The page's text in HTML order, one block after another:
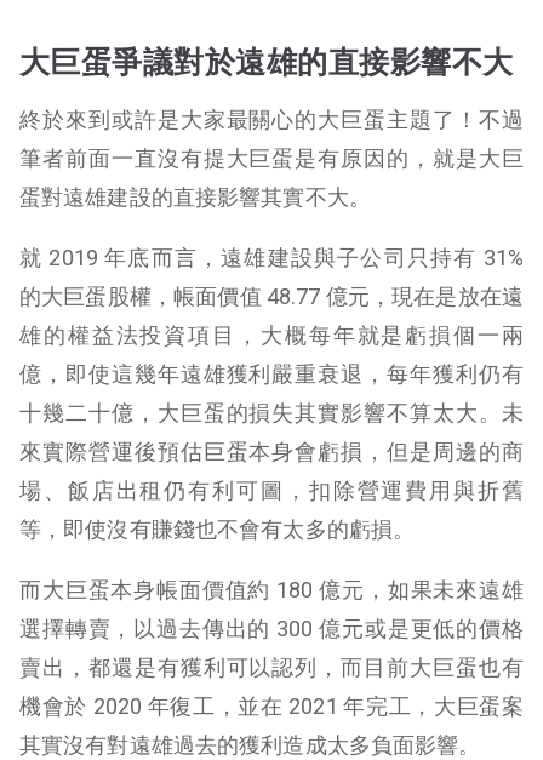
大巨蛋爭議對於遠雄的直接影響不大
終於來到或許是大家最關心的大巨蛋主題了！不過
筆者前面一直沒有提大巨蛋是有原因的，就是大巨
蛋對遠雄建設的直接影響其實不大。
就 2019 年底而言，遠雄建設與子公司只持有 31%
的大巨蛋股權，帳面價值 48.77 億元，現在是放在遠
雄的權益法投資項目，大概每年就是虧損個一兩
億，即使這幾年遠雄獲利嚴重衰退，每年獲利仍有
十幾二十億，大巨蛋的損失其實影響不算太大。未
來實際營運後預估巨蛋本身會虧損，但是周邊的商
場、飯店出租仍有利可圖，扣除營運費用與折舊
等，即使沒有賺錢也不會有太多的虧損。
而大巨蛋本身帳面價值約 180 億元，如果未來遠雄
選擇轉賣，以過去傳出的 300 億元或是更低的價格
賣出，都還是有獲利可以認列，而目前大巨蛋也有
機會於 2020 年復工，並在 2021 年完工，大巨蛋案
其實沒有對遠雄過去的獲利造成太多負面影響。